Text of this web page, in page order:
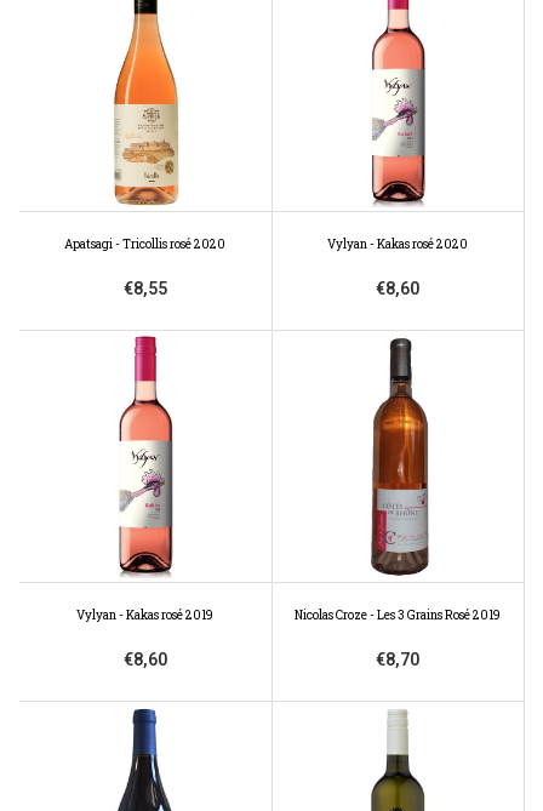
Apatsagi - Tricollis rosé 2020
€8,55
Vylyan - Kakas rosé 2020
€8,60
Vylyan - Kakas rosé 2019
€8,60
Nicolas Croze - Les 3 Grains Rosé 2019
€8,70